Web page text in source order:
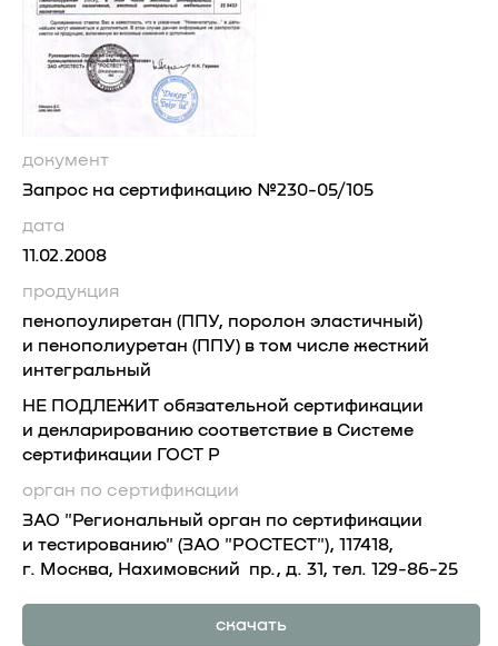
документ
Запрос на сертификацию №230-05/105
дата
11.02.2008
продукция
пенопоулиретан (ППУ, поролон эластичный)
и пенополиуретан (ППУ) в том числе жесткий
интегральный
НЕ ПОДЛЕЖИТ обязательной сертификации
и декларированию соответствие в Системе
сертификации ГОСТ Р
орган по сертификации
ЗАО "Региональный орган по сертификации
и тестированию" (ЗАО "РОСТЕСТ"), 117418,
г. Москва, Нахимовский пр., д. 31, тел. 129-86-25
скачать